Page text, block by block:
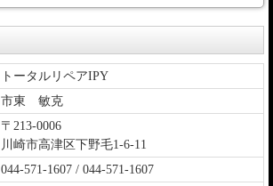
トータルリペアIPY
市東 敏克
〒213-0006
川崎市高津区下野毛1-6-11
044-571-1607 / 044-571-1607